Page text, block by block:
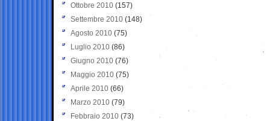
Ottobre 2010 (157)
Settembre 2010 (148)
Agosto 2010 (75)
Luglio 2010 (86)
Giugno 2010 (76)
Maggio 2010 (75)
Aprile 2010 (66)
Marzo 2010 (79)
Febbraio 2010 (73)